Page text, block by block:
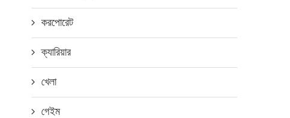
করপোরেট
ক্যারিয়ার
খেলা
গেইম